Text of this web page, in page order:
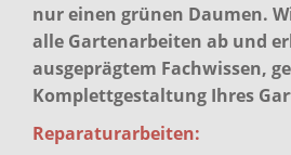
nur einen grünen Daumen.
alle Gartenarbeiten ab und
ausgeprägtem Fachwissen,
Komplettgestaltung Ihres
Reparaturarbeiten: